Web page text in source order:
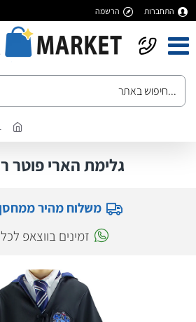
התחברות הרשמה
גלימת הארי פוטר
משלוח מהיר
זמינים בווצאפ